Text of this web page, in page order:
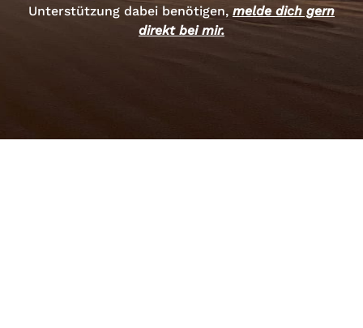
Unterstützung dabei benötigen,melde dich gern
direkt bei mir.